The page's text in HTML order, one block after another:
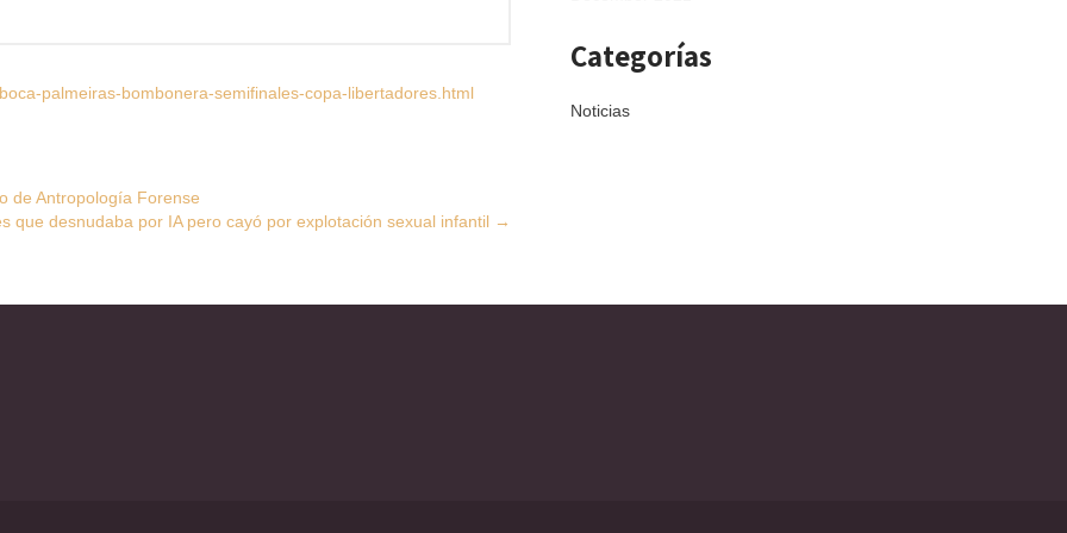
palmeiras-bombonera-semifinales-copa-libertadores.html
de Antropología Forense
que desnudaba por IA pero cayó por explotación sexual infantil →
Categorías
Noticias